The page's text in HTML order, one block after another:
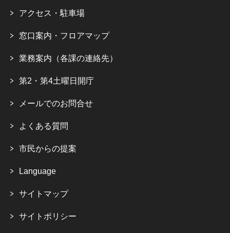
アクセス・駐車場
窓口案内・フロアマップ
業務案内（各課の連絡先）
第2・第4土曜日開庁
メールでのお問合せ
よくある質問
市民からの提案
Language
サイトマップ
サイトポリシー